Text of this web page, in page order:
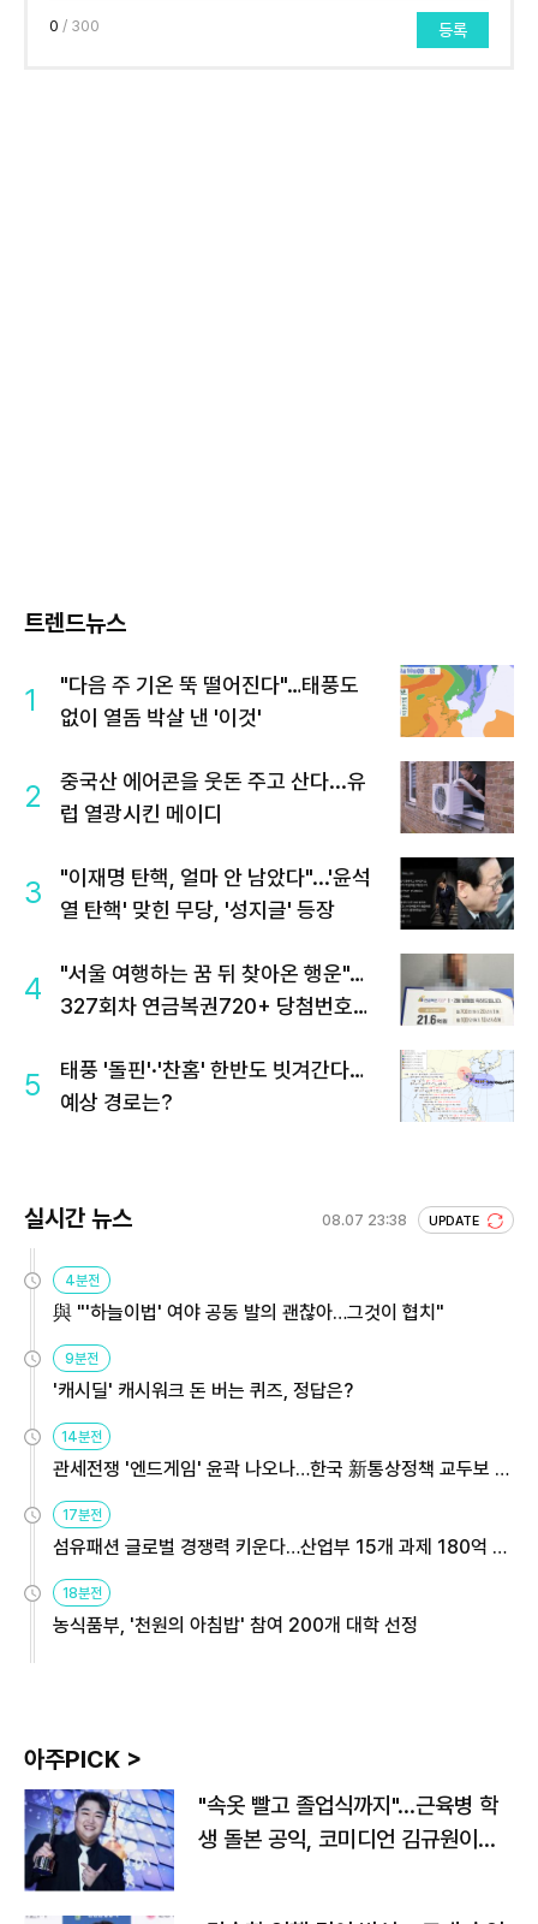
0 / 300 등록
트렌드뉴스
1
"다음 주 기온 뚝 떨어진다"…태풍도
없이 열돔 박살 낸 '이것'
2
중국산 에어콘을 웃돈 주고 산다...유
럽 열광시킨 메이디
3
"이재명 탄핵, 얼마 안 남았다"...'윤석
열 탄핵' 맞힌 무당, '성지글' 등장
4
"서울 여행하는 꿈 뒤 찾아온 행운"…
327회차 연금복권720+ 당첨번호조
5
태풍 '돌핀'·'찬홈' 한반도 빗겨간다…
예상 경로는?
실시간 뉴스 08.07 23:38 UPDATE
4분전
與 "'하늘이법' 여야 공동 발의 괜찮아…그것이 협치"
9분전
'캐시딜' 캐시워크 돈 버는 퀴즈, 정답은?
14분전
관세전쟁 '엔드게임' 윤곽 나오나…한국 新통상정책 교두보 활
17분전
섬유패션 글로벌 경쟁력 키운다…산업부 15개 과제 180억 지
18분전
농식품부, '천원의 아침밥' 참여 200개 대학 선정
아주PICK >
"속옷 빨고 졸업식까지"…근육병 학
생 돌본 공익, 코미디언 김규원이었